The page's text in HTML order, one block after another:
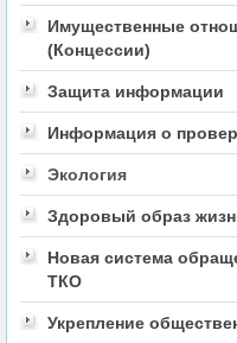
Имущественные
(Концессии)
Защита информации
Информация о
Экология
Здоровый образ
Новая система
ТКО
Укрепление